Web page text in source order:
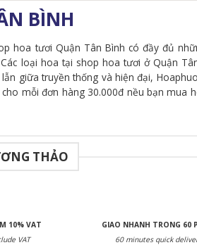
BÌNH
hoa tươi Quận Tân Bình có đầy đủ
loại hoa tại shop hoa tươi ở Quận
giữa truyền thống và hiện đại,
mỗi đơn hàng 30.000đ nều bạn mua
THẢO
10% VAT
VAT
GIAO NHANH TRONG 60
60 minutes quick